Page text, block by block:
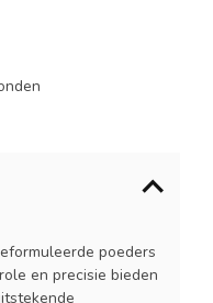
poeders
en precisie bieden